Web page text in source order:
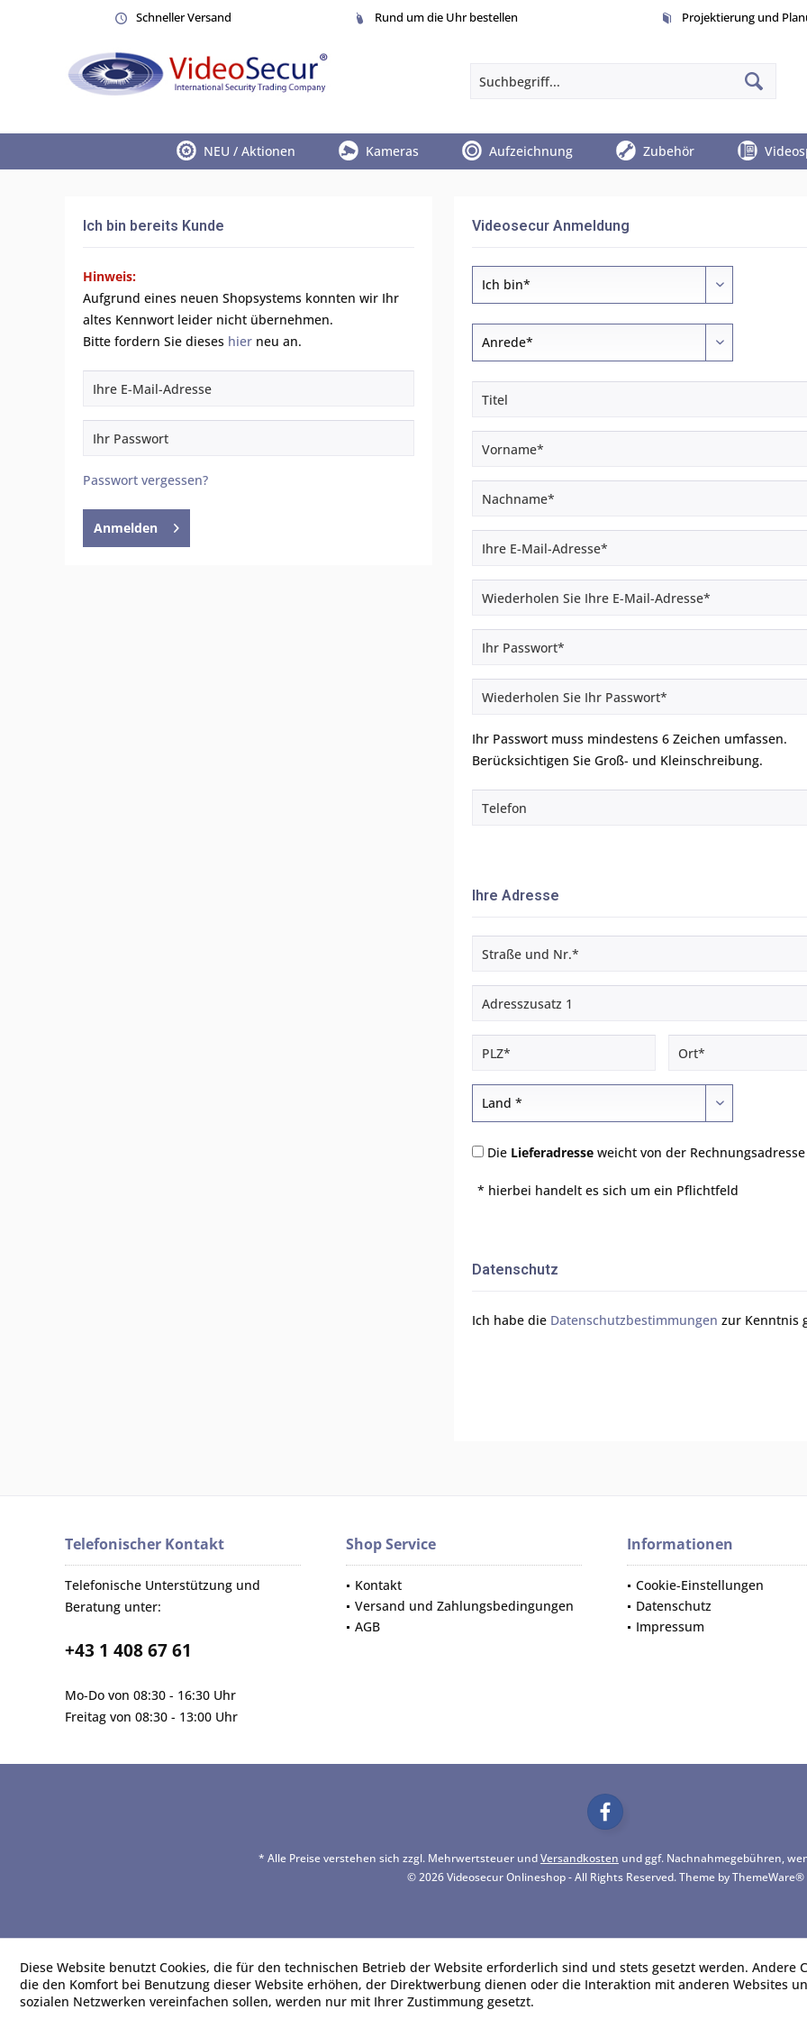
Schneller Versand Rund um die Uhr bestellen Projektierung und
NEU / Aktionen Kameras Aufzeichnung Zubehör
Videosecur Anmeldung
Ihr Passwort muss mindestens 6 Zeichen umfassen.
Berücksichtigen Sie Groß- und Kleinschreibung.
Ihre Adresse
Die Lieferadresse weicht von der
* hierbei handelt es sich um ein Pflichtfeld
Datenschutz
Ich habe die Datenschutzbestimmungen zur Kenntnis
Ich bin bereits Kunde
Hinweis:
Aufgrund eines neuen Shopsystems konnten wir Ihr
altes Kennwort leider nicht übernehmen.
Bitte fordern Sie dieses hier neu an.
Passwort vergessen?
Anmelden
Telefonischer Kontakt
Telefonische Unterstützung und
Beratung unter:
+43 1 408 67 61
Mo-Do von 08:30 - 16:30 Uhr
Freitag von 08:30 - 13:00 Uhr
Shop Service
Kontakt
Versand und Zahlungsbedingungen
AGB
Informationen
Cookie-Einstellungen
Datenschutz
Impressum
* Alle Preise verstehen sich zzgl. Mehrwertsteuer undVersandkosten und ggf. Nachnahmegebühren,
© 2026 Videosecur Onlineshop - All Rights Reserved. Theme byThemeWare®
Diese Website benutzt Cookies, die für den technischen Betrieb der Website erforderlich sind und stets gesetzt werden. Andere
die den Komfort bei Benutzung dieser Website erhöhen, der Direktwerbung dienen oder die Interaktion mit anderen Websites
sozialen Netzwerken vereinfachen sollen, werden nur mit Ihrer Zustimmung gesetzt.